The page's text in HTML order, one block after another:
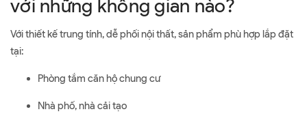
với những không gian nào?
Với thiết kế trung tính, dễ phối nội thất, sản phẩm phù hợp lắp đặt
tại:
Phòng tắm căn hộ chung cư
Nhà phố, nhà cải tạo